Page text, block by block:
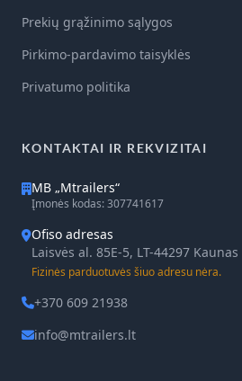
Prekių grąžinimo sąlygos
Pirkimo-pardavimo taisyklės
Privatumo politika
KONTAKTAI IR REKVIZITAI
MB „Mtrailers“
Įmonės kodas: 307741617
Ofiso adresas
Laisvės al. 85E-5, LT-44297 Kaunas
Fizinės parduotuvės šiuo adresu nėra.
+370 609 21938
info@mtrailers.lt